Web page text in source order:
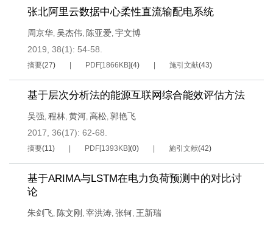
张北阿里云数据中心柔性直流输配电系统
周京华 吴杰伟 陈亚爱 宇文博
2019, 38(1): 54-58.
摘要(27) PDF[1866KB](4) 施引文献(43)
基于层次分析法的能源互联网综合能效评估方法
吴强 程林 黄河 高松 郭艳飞
2017, 36(17): 62-68.
摘要(11 ) PDF[1393KB](0) 施引文献(42)
基于ARIMA与LSTM在电力负荷预测中的对比讨
论
朱剑飞 陈文刚 宰洪涛 张轲 王新瑞